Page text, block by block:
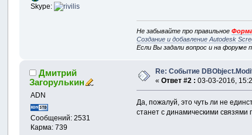
Skype:
Не забывайте про правильное
Создание и добавление Autodesk
Если Вы задали вопрос и на форуме
Дмитрий
Загорулькин
ADN
Сообщений: 2531
Карма: 739
Re: Событие
«Ответ #2 : 03-03-2016,
Да, пожалуй, это чуть ли не
станет с динамическими связями